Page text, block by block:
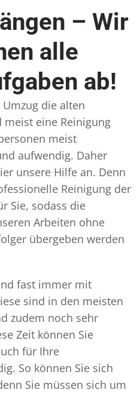
– Wir
alle
ab!
die alten
eine Reinigung
meist
aufwendig. Daher
unsere Hilfe an. Denn
Reinigung der
Sie, sodass die
Arbeiten ohne
übergeben werden
fast immer mit
sind in den meisten
zudem noch sehr
Zeit können Sie
für Ihre
So können Sie sich
Sie müssen sich um